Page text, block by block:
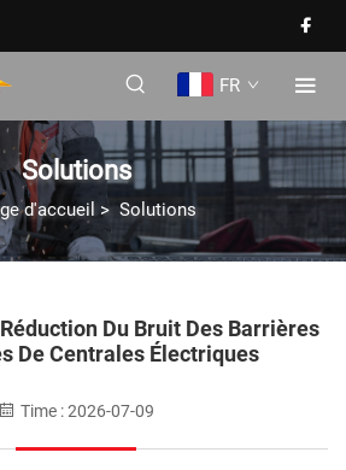
FR
Solutions
d'accueil > Solutions
Du Bruit Des Barrières
De Centrales Électriques
Time : 2026-07-09